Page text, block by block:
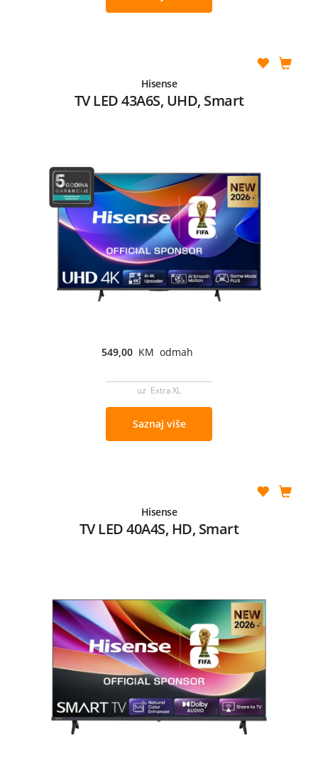
Hisense
TV LED 43A6S, UHD, Smart
549,00 KM odmah
uz Extra XL
Saznaj više
Hisense
TV LED 40A4S, HD, Smart